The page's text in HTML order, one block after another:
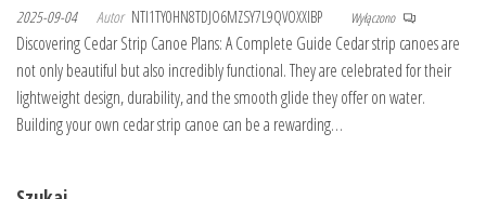
2025-09-04 Autor NTI1TY0HN8TDJO6MZSY7L9QVOXXIBP Wyłączono
Discovering Cedar Strip Canoe Plans: A Complete Guide Cedar strip canoes are
not only beautiful but also incredibly functional. They are celebrated for their
lightweight design, durability, and the smooth glide they offer on water.
Building your own cedar strip canoe can be a rewarding…